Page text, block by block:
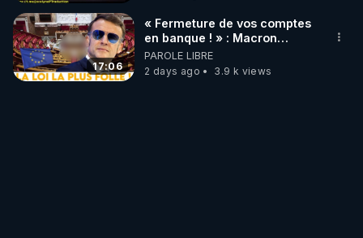
17:06
« Fermeture de vos comptes
en banque ! » : Macron
impose une loi folle !
PAROLE LIBRE
2 days ago
3.9 k views